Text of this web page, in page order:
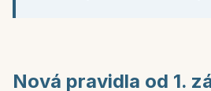
Nová pravidla od 1.